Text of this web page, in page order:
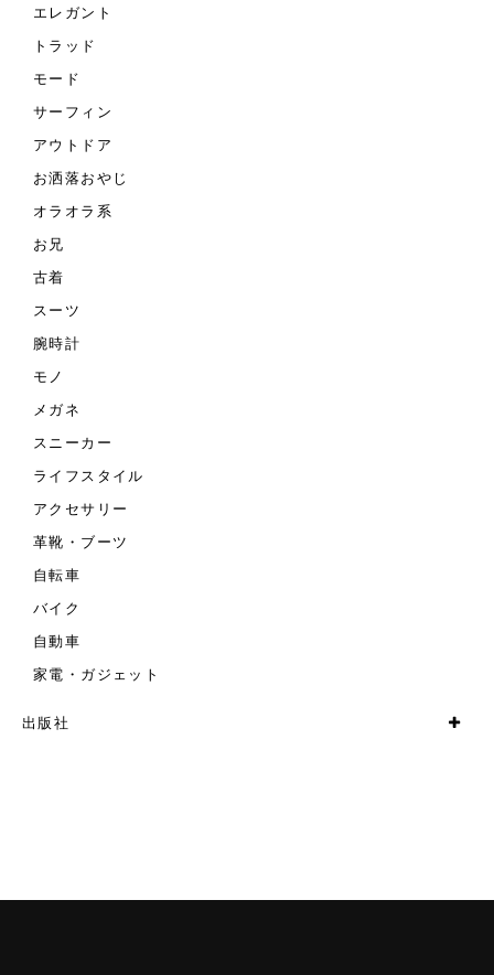
エレガント
トラッド
モード
サーフィン
アウトドア
お洒落おやじ
オラオラ系
お兄
古着
スーツ
腕時計
モノ
メガネ
スニーカー
ライフスタイル
アクセサリー
革靴・ブーツ
自転車
バイク
自動車
家電・ガジェット
出版社